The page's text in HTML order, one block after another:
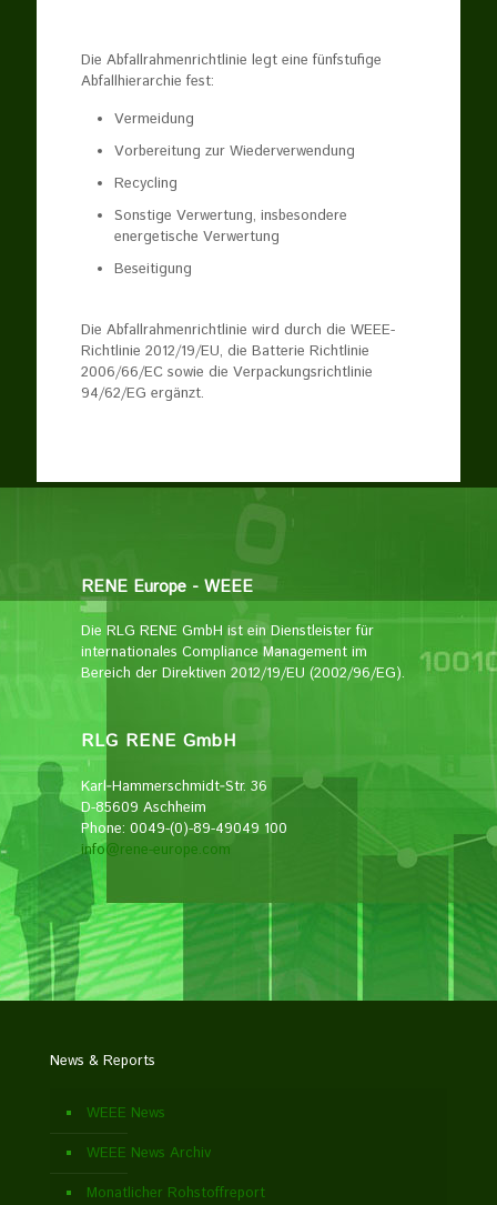
Die Abfallrahmenrichtlinie legt eine fünfstufige
Abfallhierarchie fest:
Vermeidung
Vorbereitung zur Wiederverwendung
Recycling
Sonstige Verwertung, insbesondere
energetische Verwertung
Beseitigung
Die Abfallrahmenrichtlinie wird durch die WEEE-
Richtlinie 2012/19/EU, die Batterie Richtlinie
2006/66/EC sowie die Verpackungsrichtlinie
94/62/EG ergänzt.
RENE Europe - WEEE
Die RLG RENE GmbH ist ein Dienstleister für
internationales Compliance Management im
Bereich der Direktiven 2012/19/EU (2002/96/EG).
RLG RENE GmbH
Karl‑Hammerschmidt‑Str. 36
D-85609 Aschheim
Phone: 0049-(0)-89-49049 100
info@rene-europe.com
News & Reports
WEEE News
WEEE News Archiv
Monatlicher Rohstoffreport